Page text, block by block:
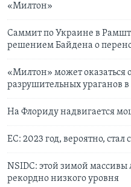
«Милтон»
Саммит по Украине в
решением Байдена о
«Милтон» может оказаться
разрушительных ураганов
На Флориду надвигается
ЕС: 2023 год, вероятно,
NSIDC: этой зимой
рекордно низкого уровня